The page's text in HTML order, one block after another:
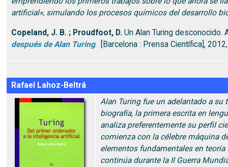
artificial», simulando los procesos químicos del desarrollo
Copeland, J. B. ; Proudfoot, D. Un Alan Turing desconocido.
después de Alan Turing. [Barcelona : Prensa Científica],
Rafael Lahoz-Beltrá
Alan Turing fue un adelantado a su
biografía, la primera escrita en
analiza preferentemente su perfil
comienza con la célebre máquina
elementos fundamentales en
continúa durante la II Guerra